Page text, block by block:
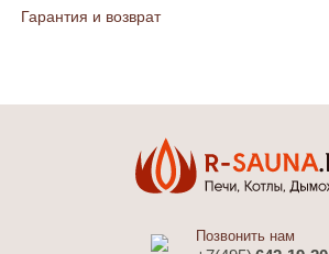
Гарантия и возврат
Позвонить нам